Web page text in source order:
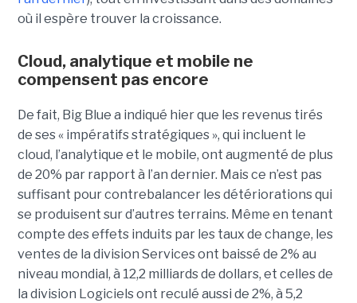
où il espère trouver la croissance.
Cloud, analytique et mobile ne
compensent pas encore
De fait, Big Blue a indiqué hier que les revenus tirés
de ses « impératifs stratégiques », qui incluent le
cloud, l’analytique et le mobile, ont augmenté de plus
de 20% par rapport à l’an dernier. Mais ce n’est pas
suffisant pour contrebalancer les détériorations qui
se produisent sur d’autres terrains. Même en tenant
compte des effets induits par les taux de change, les
ventes de la division Services ont baissé de 2% au
niveau mondial, à 12,2 milliards de dollars, et celles de
la division Logiciels ont reculé aussi de 2%, à 5,2